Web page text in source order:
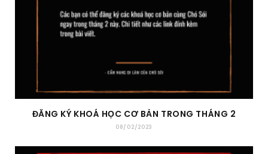
ĐĂNG KÝ KHOÁ HỌC CƠ BẢN TRONG THÁNG 2
08/02/2023